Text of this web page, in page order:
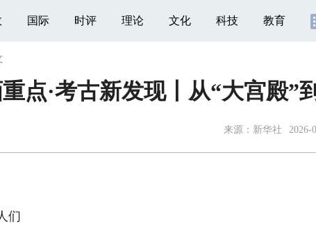
国际 时评 理论 文化 科技 教育
点·考古新发现丨从“大宫殿”
来源： 新华社 2026-
们